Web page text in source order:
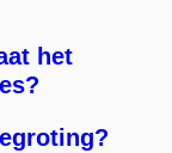
het